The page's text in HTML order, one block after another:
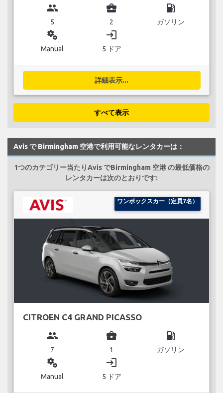
group
5
business_center
2
local_gas_station
ガソリン
miscellaneous_services
Manual
login
5 ドア
詳細表示...
すべて表示
Avis で Birmingham 空港で利用可能なレンタカーは：
1つのカテゴリー当たりAvis でBirmingham 空港 の最低価格の
レンタカーは次のとおりです:
ワンボックスカー（定員7名）
CITROEN C4 GRAND PICASSO
group
7
business_center
1
local_gas_station
ガソリン
miscellaneous_services
Manual
login
5 ドア